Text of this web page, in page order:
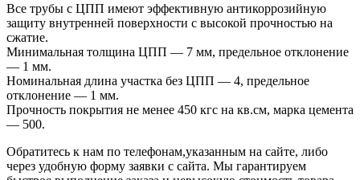
Все трубы с ЦПП имеют эффективную антикоррозийную
защиту внутренней поверхности с высокой прочностью на
сжатие.
Минимальная толщина ЦПП — 7 мм, предельное отклонение
— 1 мм.
Номинальная длина участка без ЦПП — 4, предельное
отклонение — 1 мм.
Прочность покрытия не менее 450 кгс на кв.см, марка цемента
— 500.
Обратитесь к нам по телефонам,указанным на сайте, либо
через удобную форму заявки с сайта. Мы гарантируем